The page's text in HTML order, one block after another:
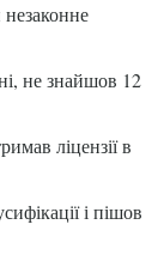
не знайшов 12
ліцензії в
і пішов